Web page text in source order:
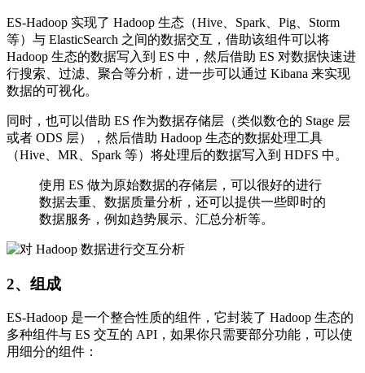
ES-Hadoop 实现了 Hadoop 生态（Hive、Spark、Pig、Storm
等）与 ElasticSearch 之间的数据交互，借助该组件可以将
Hadoop 生态的数据写入到 ES 中，然后借助 ES 对数据快速进
行搜索、过滤、聚合等分析，进一步可以通过 Kibana 来实现
数据的可视化。
同时，也可以借助 ES 作为数据存储层（类似数仓的 Stage 层
或者 ODS 层），然后借助 Hadoop 生态的数据处理工具
（Hive、MR、Spark 等）将处理后的数据写入到 HDFS 中。
使用 ES 做为原始数据的存储层，可以很好的进行
数据去重、数据质量分析，还可以提供一些即时的
数据服务，例如趋势展示、汇总分析等。
2、组成
ES-Hadoop 是一个整合性质的组件，它封装了 Hadoop 生态的
多种组件与 ES 交互的 API，如果你只需要部分功能，可以使
用细分的组件：